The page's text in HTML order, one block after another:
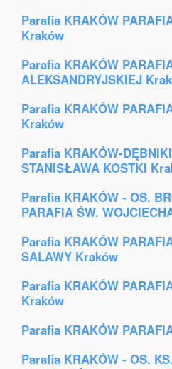
Parafia KRAKÓW
Kraków
Parafia KRAKÓW
ALEKSANDRYJSKIEJ
Parafia KRAKÓW
Kraków
Parafia KRAKÓW-
STANISŁAWA KOSTKI
Parafia KRAKÓW - OS.
PARAFIA ŚW.
Parafia KRAKÓW
SALAWY Kraków
Parafia KRAKÓW
Kraków
Parafia KRAKÓW
Parafia KRAKÓW - OS.